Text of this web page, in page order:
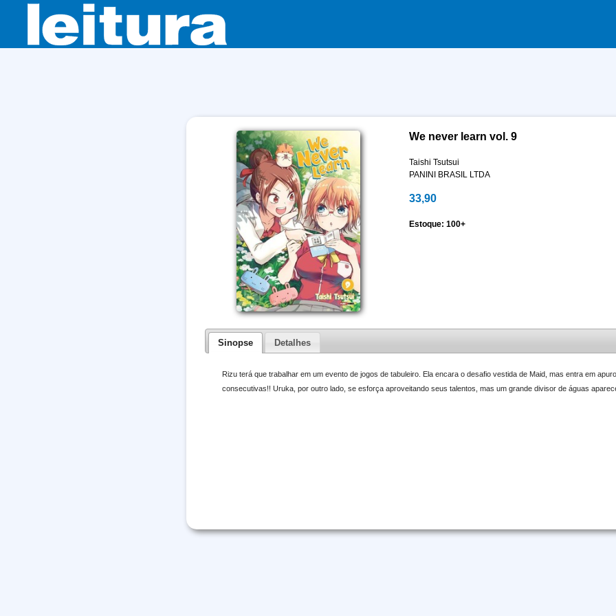
We never learn vol. 9
Taishi Tsutsui
PANINI BRASIL LTDA
33,90
Estoque: 100+
Sinopse Detalhes
Rizu terá que trabalhar em um evento de jogos de tabuleiro. Ela encara o desafio vestida de Maid, mas entra em
consecutivas!! Uruka, por outro lado, se esforça aproveitando seus talentos, mas um grande divisor de águas